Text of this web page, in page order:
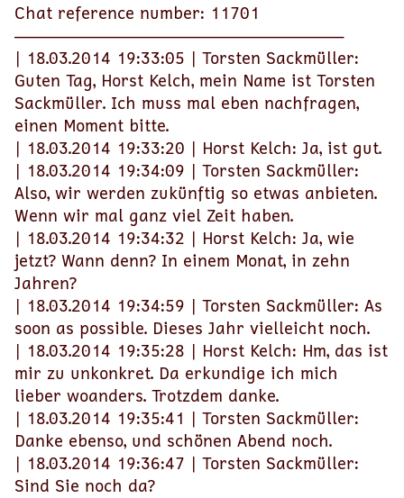
Chat reference number: 11701
————————————————————-
| 18.03.2014 19:33:05 | Torsten Sackmüller:
Guten Tag, Horst Kelch, mein Name ist Torsten
Sackmüller. Ich muss mal eben nachfragen,
einen Moment bitte.
| 18.03.2014 19:33:20 | Horst Kelch: Ja, ist gut.
| 18.03.2014 19:34:09 | Torsten Sackmüller:
Also, wir werden zukünftig so etwas anbieten.
Wenn wir mal ganz viel Zeit haben.
| 18.03.2014 19:34:32 | Horst Kelch: Ja, wie
jetzt? Wann denn? In einem Monat, in zehn
Jahren?
| 18.03.2014 19:34:59 | Torsten Sackmüller: As
soon as possible. Dieses Jahr vielleicht noch.
| 18.03.2014 19:35:28 | Horst Kelch: Hm, das ist
mir zu unkonkret. Da erkundige ich mich
lieber woanders. Trotzdem danke.
| 18.03.2014 19:35:41 | Torsten Sackmüller:
Danke ebenso, und schönen Abend noch.
| 18.03.2014 19:36:47 | Torsten Sackmüller:
Sind Sie noch da?